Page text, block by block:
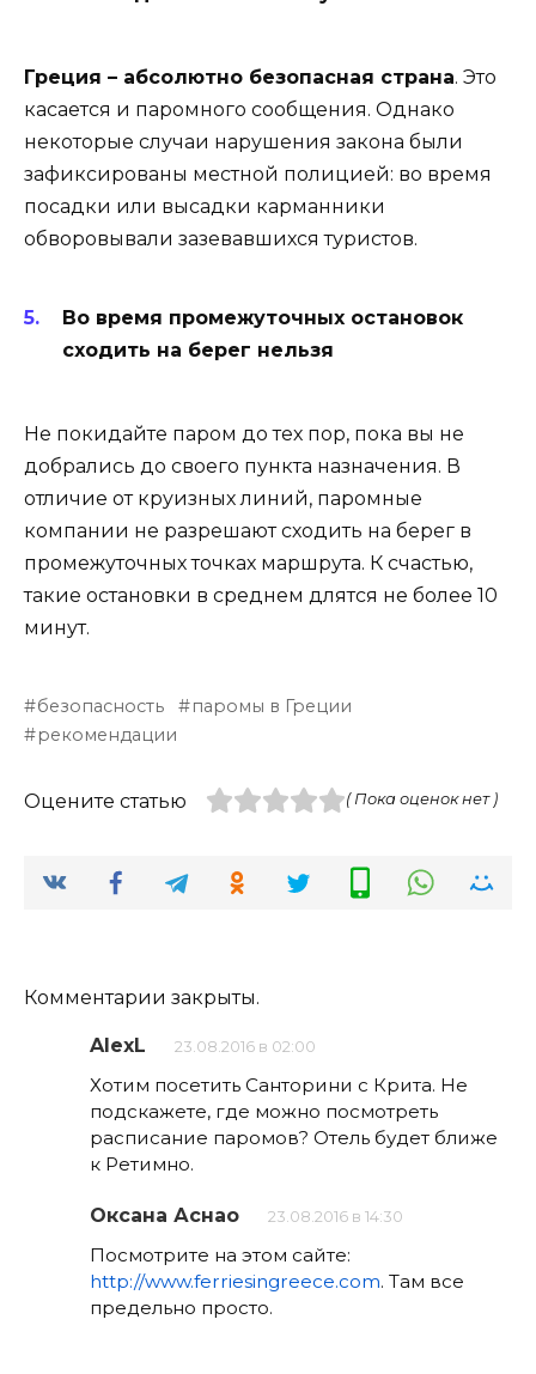
Греция – абсолютно безопасная страна. Это
касается и паромного сообщения. Однако
некоторые случаи нарушения закона были
зафиксированы местной полицией: во время
посадки или высадки карманники
обворовывали зазевавшихся туристов.
Во время промежуточных остановок
сходить на берег нельзя
Не покидайте паром до тех пор, пока вы не
добрались до своего пункта назначения. В
отличие от круизных линий, паромные
компании не разрешают сходить на берег в
промежуточных точках маршрута. К счастью,
такие остановки в среднем длятся не более 10
минут.
безопасность
паромы в Греции
рекомендации
Оцените статью ( Пока оценок нет )
Комментарии закрыты.
AlexL 23.08.2016 в 02:00
Хотим посетить Санторини с Крита. Не
подскажете, где можно посмотреть
расписание паромов? Отель будет ближе
к Ретимно.
Оксана Аснао 23.08.2016 в 14:30
Посмотрите на этом сайте:
http://www.ferriesingreece.com. Там все
предельно просто.